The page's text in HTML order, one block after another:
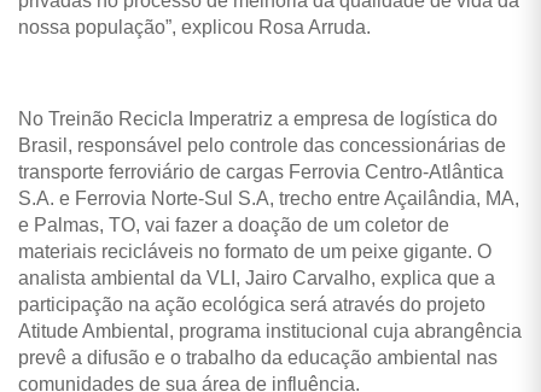
nossa população”, explicou Rosa Arruda.
No Treinão Recicla Imperatriz a empresa de logística do
Brasil, responsável pelo controle das concessionárias de
transporte ferroviário de cargas Ferrovia Centro-Atlântica
S.A. e Ferrovia Norte-Sul S.A, trecho entre Açailândia, MA,
e Palmas, TO, vai fazer a doação de um coletor de
materiais recicláveis no formato de um peixe gigante. O
analista ambiental da VLI, Jairo Carvalho, explica que a
participação na ação ecológica será através do projeto
Atitude Ambiental, programa institucional cuja abrangência
prevê a difusão e o trabalho da educação ambiental nas
comunidades de sua área de influência.